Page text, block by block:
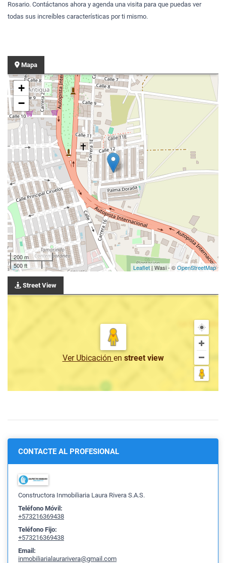
Rosario. Contáctanos ahora y agenda una visita para que puedas ver
todas sus increíbles características por ti mismo.
Mapa
+
−
200 m
500 ft
Leaflet| Wasi - ©OpenStreetMap
Street View
Ver Ubicación en street view
CONTACTE AL PROFESIONAL
Constructora Inmobiliaria Laura Rivera S.A.S.
Teléfono Móvil:
+573216369438
Teléfono Fijo:
+573216369438
Email:
inmobiliarialaurarivera@gmail.com